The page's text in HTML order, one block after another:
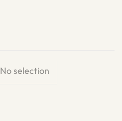
No selection